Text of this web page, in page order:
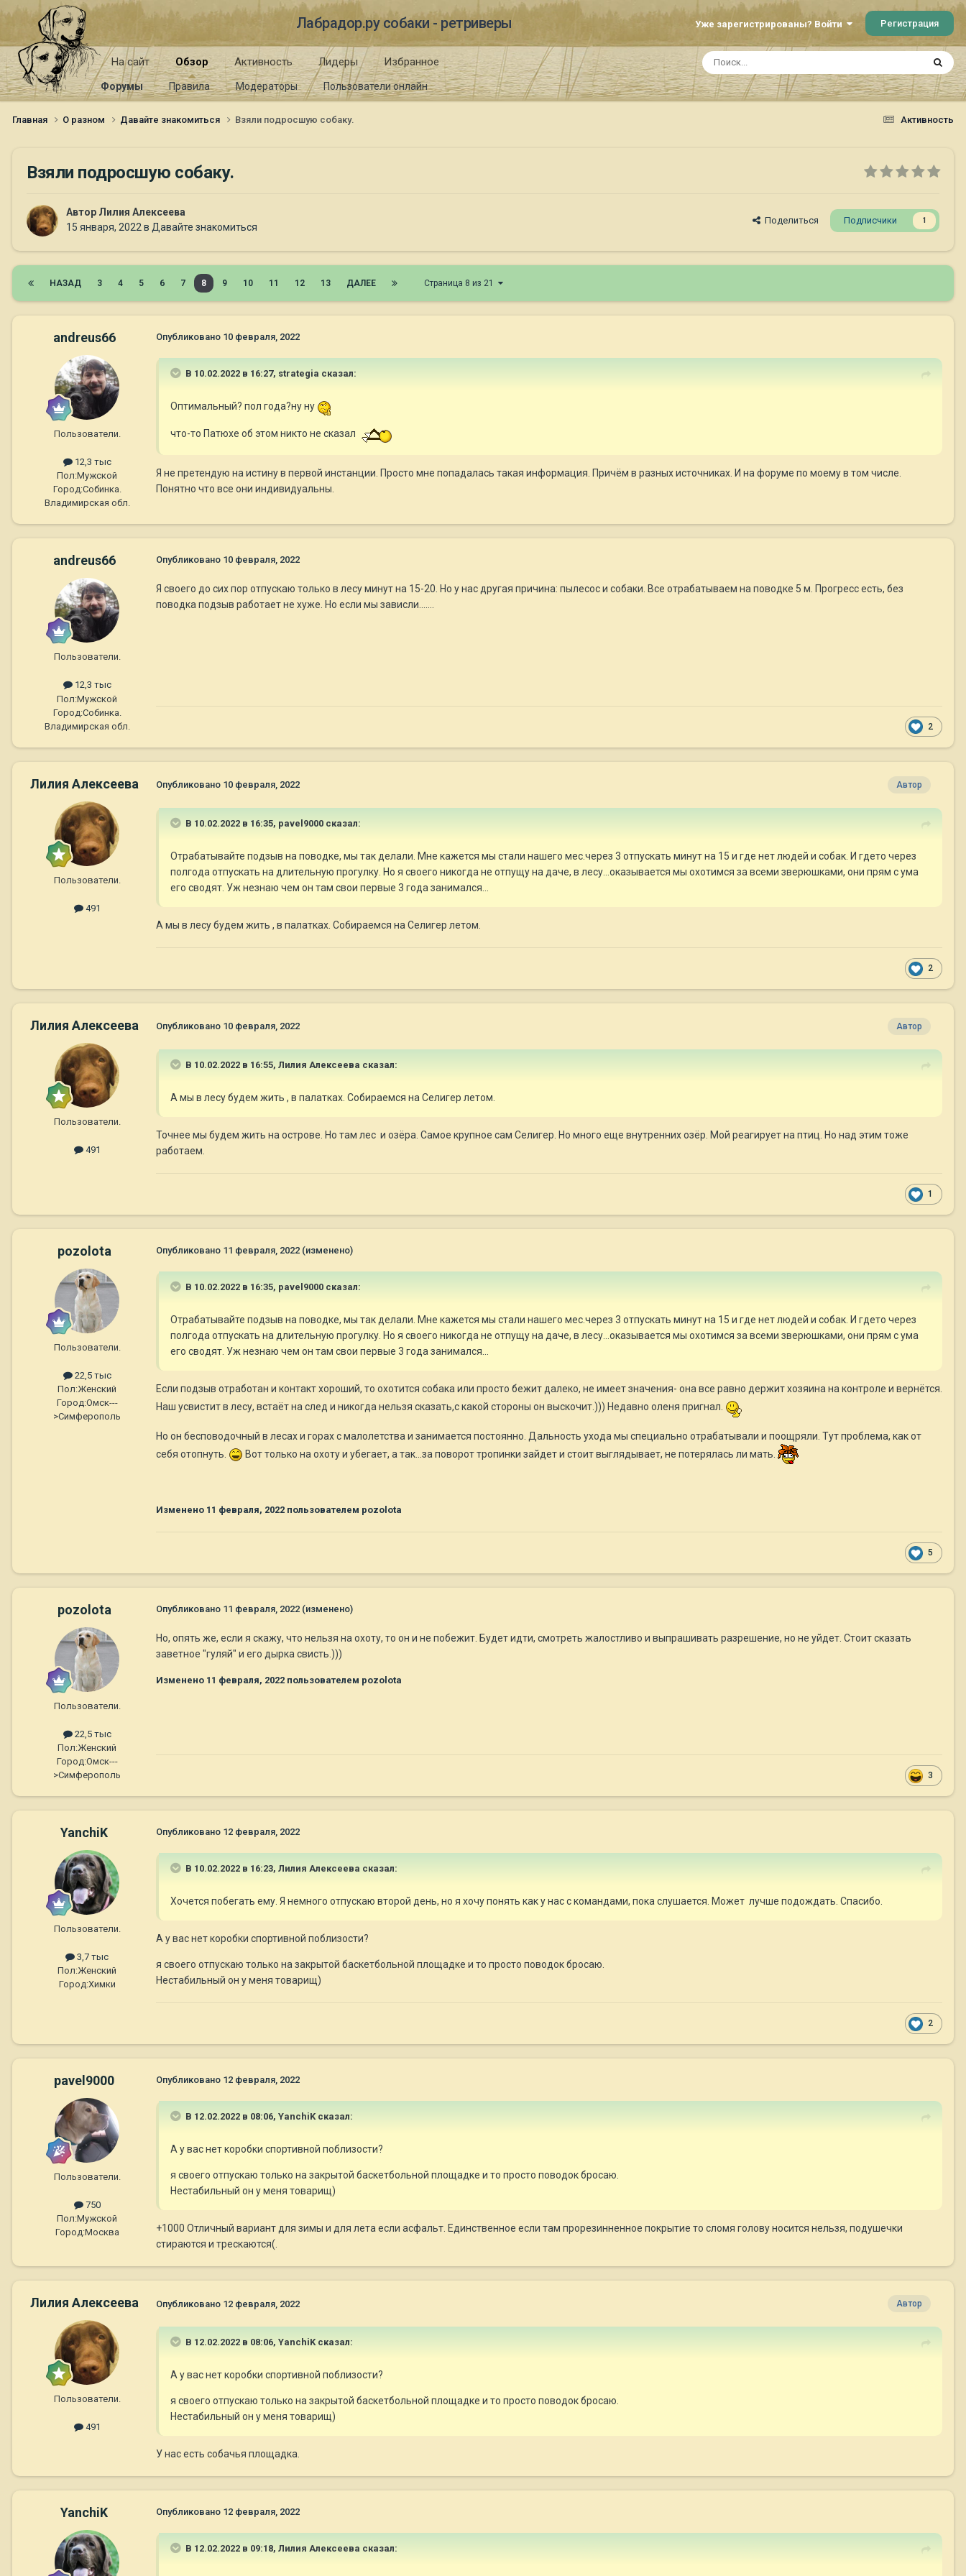
Лабрадор.ру собаки - ретриверы Уже зарегистрированы? Войти Регистрация
На сайт Обзор
Форумы Правила Модераторы Пользователи онлайн
Активность Лидеры Избранное
Активность
Главная О разном Давайте знакомиться Взяли подросшую собаку.
Взяли подросшую собаку.
Автор Лилия Алексеева
15 января, 2022 в Давайте знакомиться
Поделиться Подписчики 1
НАЗАД 3 4 5 6 7 8 9 10 11 12 13 ДАЛЕЕ Страница 8 из 21
andreus66
Пользователи.
12,3 тыс
Пол:Мужской
Город:Собинка.
Владимирская обл.
Опубликовано 10 февраля, 2022
В 10.02.2022 в 16:27, strategia сказал:
Оптимальный? пол года?ну ну
что-то Патюхе об этом никто не сказал
Я не претендую на истину в первой инстанции. Просто мне попадалась такая информация. Причём в разных источниках. И на форуме по моему в том числе.
Понятно что все они индивидуальны.
andreus66
Пользователи.
12,3 тыс
Пол:Мужской
Город:Собинка.
Владимирская обл.
Опубликовано 10 февраля, 2022
Я своего до сих пор отпускаю только в лесу минут на 15-20. Но у нас другая причина: пылесос и собаки. Все отрабатываем на поводке 5 м. Прогресс есть, без
поводка подзыв работает не хуже. Но если мы зависли…….
2
Лилия Алексеева
Пользователи.
491
Автор
Опубликовано 10 февраля, 2022
В 10.02.2022 в 16:35, pavel9000 сказал:
Отрабатывайте подзыв на поводке, мы так делали. Мне кажется мы стали нашего мес.через 3 отпускать минут на 15 и где нет людей и собак. И гдето через
полгода отпускать на длительную прогулку. Но я своего никогда не отпущу на даче, в лесу...оказывается мы охотимся за всеми зверюшками, они прям с ума
его сводят. Уж незнаю чем он там свои первые 3 года занимался...
А мы в лесу будем жить , в палатках. Собираемся на Селигер летом.
2
Лилия Алексеева
Пользователи.
491
Автор
Опубликовано 10 февраля, 2022
В 10.02.2022 в 16:55, Лилия Алексеева сказал:
А мы в лесу будем жить , в палатках. Собираемся на Селигер летом.
Точнее мы будем жить на острове. Но там лес и озёра. Самое крупное сам Селигер. Но много еще внутренних озёр. Мой реагирует на птиц. Но над этим тоже
работаем.
1
pozolota
Пользователи.
22,5 тыс
Пол:Женский
Город:Омск---
>Симферополь
Опубликовано 11 февраля, 2022 (изменено)
В 10.02.2022 в 16:35, pavel9000 сказал:
Отрабатывайте подзыв на поводке, мы так делали. Мне кажется мы стали нашего мес.через 3 отпускать минут на 15 и где нет людей и собак. И гдето через
полгода отпускать на длительную прогулку. Но я своего никогда не отпущу на даче, в лесу...оказывается мы охотимся за всеми зверюшками, они прям с ума
его сводят. Уж незнаю чем он там свои первые 3 года занимался...
Если подзыв отработан и контакт хороший, то охотится собака или просто бежит далеко, не имеет значения- она все равно держит хозяина на контроле и вернётся.
Наш усвистит в лесу, встаёт на след и никогда нельзя сказать,с какой стороны он выскочит.))) Недавно оленя пригнал.
Но он бесповодочный в лесах и горах с малолетства и занимается постоянно. Дальность ухода мы специально отрабатывали и поощряли. Тут проблема, как от
себя отопнуть.
Вот только на охоту и убегает, а так...за поворот тропинки зайдет и стоит выглядывает, не потерялась ли мать.
Изменено 11 февраля, 2022 пользователем pozolota
5
pozolota
Пользователи.
22,5 тыс
Пол:Женский
Город:Омск---
>Симферополь
Опубликовано 11 февраля, 2022 (изменено)
Но, опять же, если я скажу, что нельзя на охоту, то он и не побежит. Будет идти, смотреть жалостливо и выпрашивать разрешение, но не уйдет. Стоит сказать
заветное "гуляй" и его дырка свисть.)))
Изменено 11 февраля, 2022 пользователем pozolota
3
YanchiK
Пользователи.
3,7 тыс
Пол:Женский
Город:Химки
Опубликовано 12 февраля, 2022
В 10.02.2022 в 16:23, Лилия Алексеева сказал:
Хочется побегать ему. Я немного отпускаю второй день, но я хочу понять как у нас с командами, пока слушается. Может лучше подождать. Спасибо.
А у вас нет коробки спортивной поблизости?
я своего отпускаю только на закрытой баскетбольной площадке и то просто поводок бросаю.
Нестабильный он у меня товарищ)
2
pavel9000
Пользователи.
750
Пол:Мужской
Город:Москва
Опубликовано 12 февраля, 2022
В 12.02.2022 в 08:06, YanchiKсказал:
А у вас нет коробки спортивной поблизости?
я своего отпускаю только на закрытой баскетбольной площадке и то просто поводок бросаю.
Нестабильный он у меня товарищ)
+1000 Отличный вариант для зимы и для лета если асфальт. Единственное если там прорезинненное покрытие то сломя голову носится нельзя, подушечки
стираются и трескаются(.
Лилия Алексеева
Пользователи.
491
Автор
Опубликовано 12 февраля, 2022
В 12.02.2022 в 08:06, YanchiKсказал:
А у вас нет коробки спортивной поблизости?
я своего отпускаю только на закрытой баскетбольной площадке и то просто поводок бросаю.
Нестабильный он у меня товарищ)
У нас есть собачья площадка.
YanchiK Опубликовано 12 февраля, 2022
В 12.02.2022 в 09:18, Лилия Алексеева сказал: